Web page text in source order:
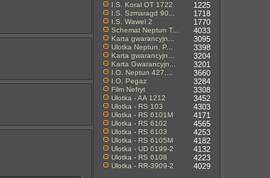
I.S. Koral OT 1722 1225
I.S. Szmaragd 90... 1718
I.S. Wawel 2 1770
Schemat Neptun T... 4033
Karta gwarancyjn... 3095
Ulotka Neptun, P... 3398
Karta gwarancyjn... 3204
Karta Gwarancyjn... 3201
I.O. Neptun 427,... 3660
I.O. Pegaz 3284
Film Nefryt 3308
Ulotka - AA 1212 3452
Ulotka - RS 103 4303
Ulotka - RS 6101M 4171
Ulotka - RS 6102 4565
Ulotka - RS 6103 4253
Ulotka - RS 6105M 4182
Ulotka - UD 0199-2 4132
Ulotka - RS 6108 4223
Ulotka - RR-3909-2 4029